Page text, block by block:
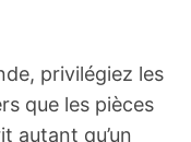
privilégiez les
que les pièces
autant qu’un